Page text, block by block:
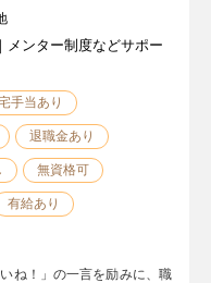
メンター制度などサポー
手当あり
退職金あり
無資格可
有給あり
ね！」の一言を励みに、職